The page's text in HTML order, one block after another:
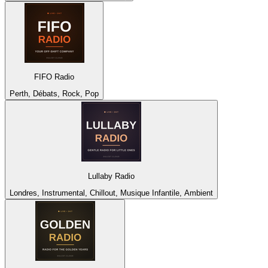
FIFO Radio
Perth, Débats, Rock, Pop
Lullaby Radio
Londres, Instrumental, Chillout, Musique Infantile, Ambient